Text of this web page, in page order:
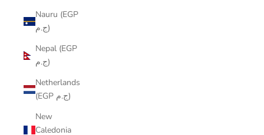
Nauru (EGP
ج.م)
Nepal (EGP
ج.م)
Netherlands
(EGP ج.م)
New
Caledonia